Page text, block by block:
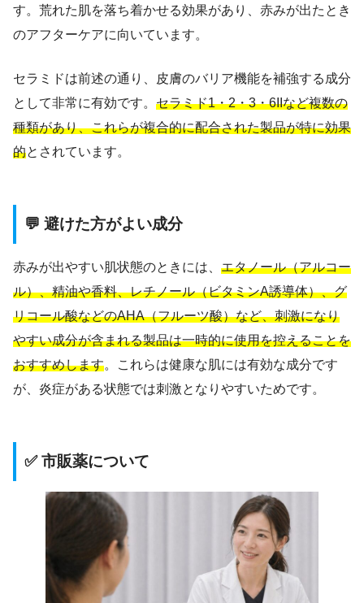
す。荒れた肌を落ち着かせる効果があり、赤みが出たとき
のアフターケアに向いています。
セラミドは前述の通り、皮膚のバリア機能を補強する成分
として非常に有効です。 セラミド1・2・3・6IIなど複数の
種類があり、これらが複合的に配合された製品が特に効果
的とされています。
💬 避けた方がよい成分
赤みが出やすい肌状態のときには、 エタノール（アルコー
ル）、精油や香料、レチノール（ビタミンA誘導体）、グ
リコール酸などのAHA（フルーツ酸）など、刺激になり
やすい成分が含まれる製品は一時的に使用を控えることを
おすすめします。これらは健康な肌には有効な成分です
が、炎症がある状態では刺激となりやすいためです。
✅ 市販薬について